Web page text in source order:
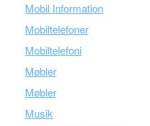
Mobil Information
Mobiltelefoner
Mobiltelefoni
Møbler
Møbler
Musik